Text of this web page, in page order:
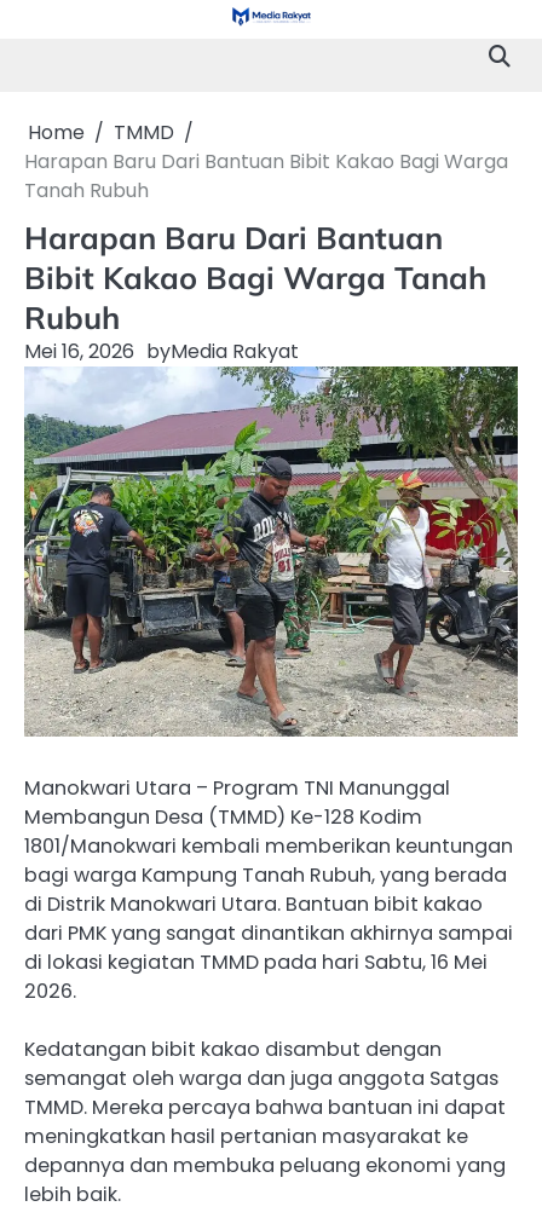
Home
TMMD
Harapan Baru Dari Bantuan Bibit Kakao Bagi Warga
Tanah Rubuh
Harapan Baru Dari Bantuan
Bibit Kakao Bagi Warga Tanah
Rubuh
Mei 16, 2026 byMedia Rakyat
Manokwari Utara – Program TNI Manunggal
Membangun Desa (TMMD) Ke-128 Kodim
1801/Manokwari kembali memberikan keuntungan
bagi warga Kampung Tanah Rubuh, yang berada
di Distrik Manokwari Utara. Bantuan bibit kakao
dari PMK yang sangat dinantikan akhirnya sampai
di lokasi kegiatan TMMD pada hari Sabtu, 16 Mei
2026.
Kedatangan bibit kakao disambut dengan
semangat oleh warga dan juga anggota Satgas
TMMD. Mereka percaya bahwa bantuan ini dapat
meningkatkan hasil pertanian masyarakat ke
depannya dan membuka peluang ekonomi yang
lebih baik.